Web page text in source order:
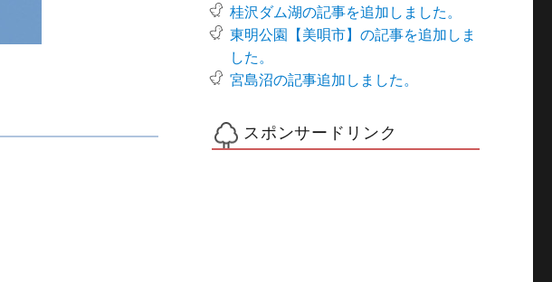
桂沢ダム湖の記事を追加しました。
東明公園【美唄市】の記事を追加しま
した。
宮島沼の記事追加しました。
スポンサードリンク